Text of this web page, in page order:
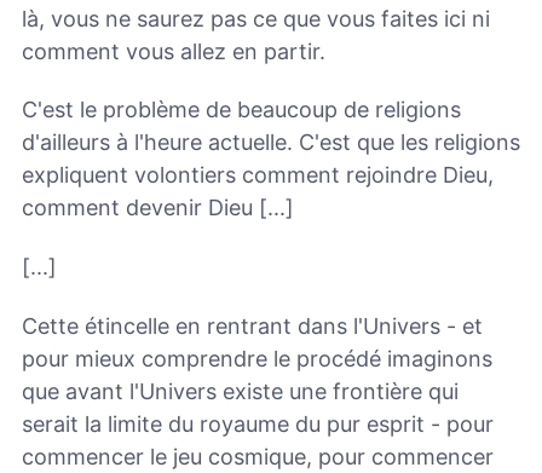
là, vous ne saurez pas ce que vous faites ici ni
comment vous allez en partir.
C'est le problème de beaucoup de religions
d'ailleurs à l'heure actuelle. C'est que les religions
expliquent volontiers comment rejoindre Dieu,
comment devenir Dieu [...]
[...]
Cette étincelle en rentrant dans l'Univers - et
pour mieux comprendre le procédé imaginons
que avant l'Univers existe une frontière qui
serait la limite du royaume du pur esprit - pour
commencer le jeu cosmique, pour commencer